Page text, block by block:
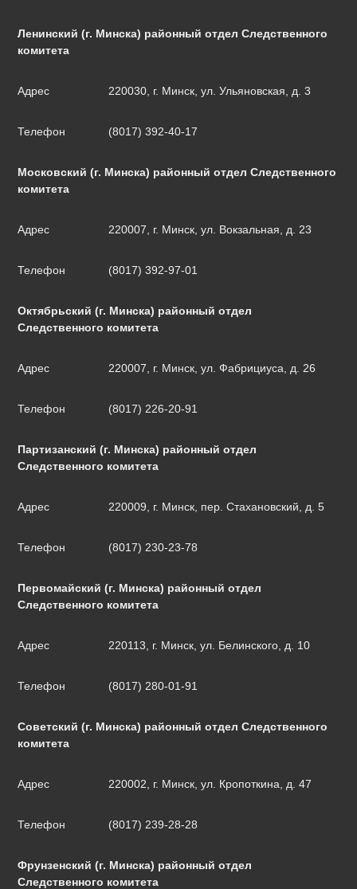
Ленинский (г. Минска) районный отдел Следственного
комитета
Адрес 220030, г. Минск, ул. Ульяновская, д. 3
Телефон (8017) 392-40-17
Московский (г. Минска) районный отдел Следственного
комитета
Адрес 220007, г. Минск, ул. Вокзальная, д. 23
Телефон (8017) 392-97-01
Октябрьский (г. Минска) районный отдел
Следственного комитета
Адрес 220007, г. Минск, ул. Фабрициуса, д. 26
Телефон (8017) 226-20-91
Партизанский (г. Минска) районный отдел
Следственного комитета
Адрес 220009, г. Минск, пер. Стахановский, д. 5
Телефон (8017) 230-23-78
Первомайский (г. Минска) районный отдел
Следственного комитета
Адрес 220113, г. Минск, ул. Белинского, д. 10
Телефон (8017) 280-01-91
Советский (г. Минска) районный отдел Следственного
комитета
Адрес 220002, г. Минск, ул. Кропоткина, д. 47
Телефон (8017) 239-28-28
Фрунзенский (г. Минска) районный отдел
Следственного комитета